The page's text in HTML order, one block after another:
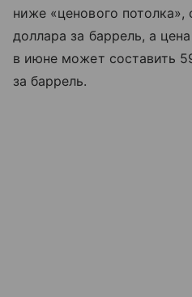
ниже «ценового
доллара за баррель, а
в июне может составить
за баррель.